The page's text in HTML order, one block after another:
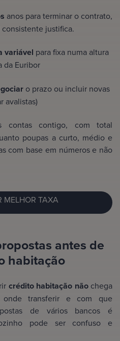
anos para terminar o contrato,
justifica.
variável para fixa numa altura
da Euribor
o prazo ou incluir novas
avalistas)
contas contigo, com total
poupas a curto, médio e
com base em números e não
MELHOR TAXA
antes de
habitação
crédito habitação não chega
transferir e com que
de vários bancos é
pode ser confuso e